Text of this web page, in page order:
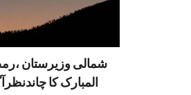
شمالی وزیرستان
المبارک کا